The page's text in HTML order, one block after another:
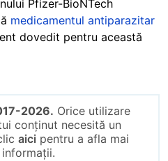
Pfizer-BioNTech
medicamentul antiparazitar
dovedit pentru această
2026. Orice utilizare
conținut necesită un
aici pentru a afla mai